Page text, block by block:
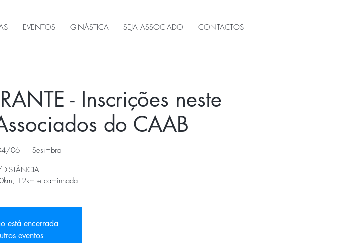
EVENTOS GINÁSTICA SEJA ASSOCIADO CONTACTOS
- Inscrições neste
do CAAB
06
  |
Sesimbra
12km e caminhada
está encerrada
eventos